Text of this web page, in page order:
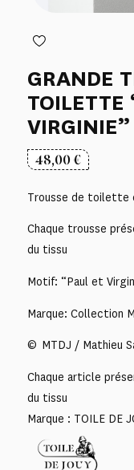
GRANDE
TOILETTE
48,00€
Trousse de toilette
Chaque trousse
du tissu
Motif: “Paul et
Marque: Collection
© MTDJ / Mathieu
Chaque article
du tissu
Marque : TOILE DE